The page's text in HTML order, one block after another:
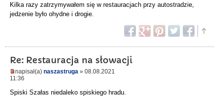
Kilka razy zatrzymywałem się w restauracjach przy autostradzie,
jedzenie było ohydne i drogie.
Re: Restauracja na słowacji
napisał(a) naszastruga » 08.08.2021
11:36
Spiski Szałas niedaleko spiskiego hradu.